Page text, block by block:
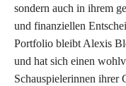
sondern auch in ihrem
und finanziellen
Portfolio bleibt Alexis
und hat sich einen
Schauspielerinnen ihrer